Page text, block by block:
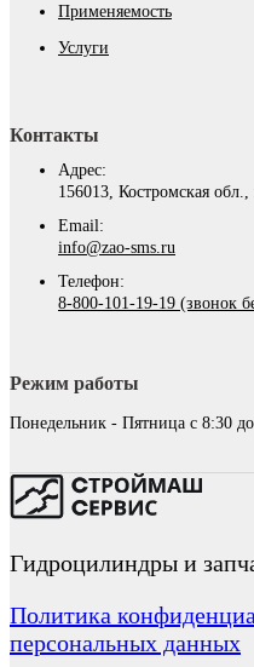
Применяемость
Услуги
Контакты
Адрес:
156013, Костромская
Email:
info@zao-sms.ru
Телефон:
8-800-101-19-19 (звонок
Режим работы
Понедельник - Пятница с 8:30
Гидроцилиндры и
Политика
персональных данных